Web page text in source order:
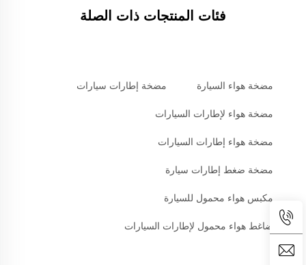
فئات المنتجات ذات الصلة
مضخة هواء السيارة مضخة إطارات سيارات
مضخة هواء لإطارات السيارات
مضخة هواء إطارات السيارات
مضخة ضغط إطارات سيارة
مكبس هواء محمول للسيارة
ضاغط هواء محمول لإطارات السيارات